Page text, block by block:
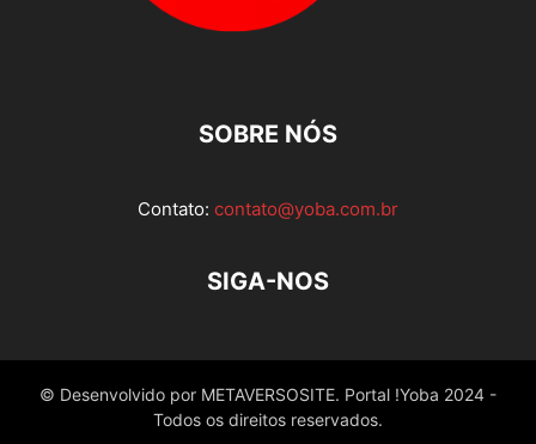
SOBRE NÓS
Contato: contato@yoba.com.br
SIGA-NOS
© Desenvolvido por METAVERSOSITE. Portal !Yoba 2024 -
Todos os direitos reservados.